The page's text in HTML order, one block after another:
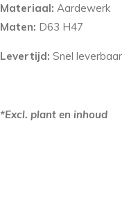
Materiaal: Aardewerk
Maten: D63 H47
Levertijd: Snel leverbaar
*Excl. plant en inhoud